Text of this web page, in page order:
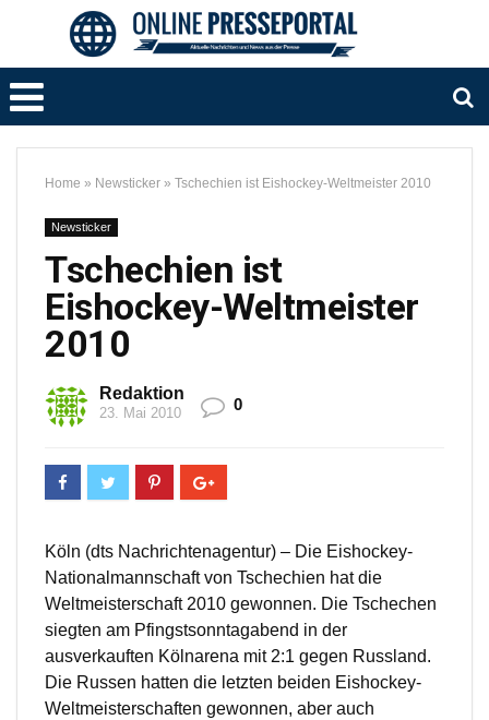
Home » Newsticker » Tschechien ist Eishockey-Weltmeister 2010
Newsticker
Tschechien ist
Eishockey-Weltmeister
2010
Redaktion
23. Mai 2010 0
Köln (dts Nachrichtenagentur) – Die Eishockey-
Nationalmannschaft von Tschechien hat die
Weltmeisterschaft 2010 gewonnen. Die Tschechen
siegten am Pfingstsonntagabend in der
ausverkauften Kölnarena mit 2:1 gegen Russland.
Die Russen hatten die letzten beiden Eishockey-
Weltmeisterschaften gewonnen, aber auch